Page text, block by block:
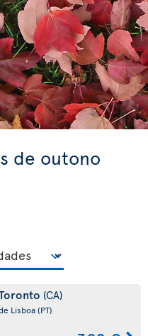
de outono
(CA)
Lisboa(PT)